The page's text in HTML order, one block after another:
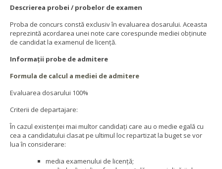
Descrierea probei / probelor de examen
Proba de concurs constă exclusiv în evaluarea dosarului. Aceasta
reprezintă acordarea unei note care corespunde mediei obţinute
de candidat la examenul de licenţă.
Informații probe de admitere
Formula de calcul a mediei de admitere
Evaluarea dosarului 100%
Criterii de departajare:
În cazul existenţei mai multor candidaţi care au o medie egală cu
cea a candidatului clasat pe ultimul loc repartizat la buget se vor
lua în considerare:
media examenului de licenţă;